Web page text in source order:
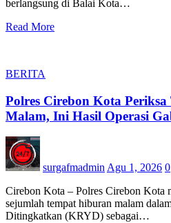
berlangsung di Balai Kota…
Read More
BERITA
Polres Cirebon Kota
Malam, Ini Hasil Operasi
surgafmadminAgu 1, 2026 0
Cirebon Kota – Polres Cirebon Kota
sejumlah tempat hiburan malam
Ditingkatkan (KRYD) sebagai…